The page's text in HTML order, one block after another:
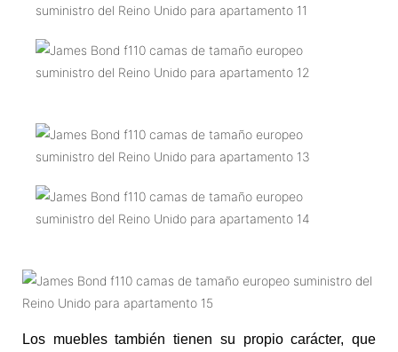
Los muebles también tienen su propio carácter, que